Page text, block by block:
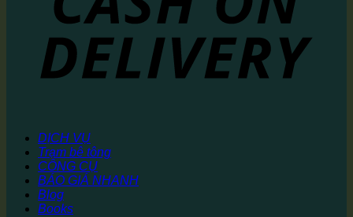
DỊCH VỤ
Trạm bê tông
CÔNG CỤ
BÁO GIÁ NHANH
Blog
Books